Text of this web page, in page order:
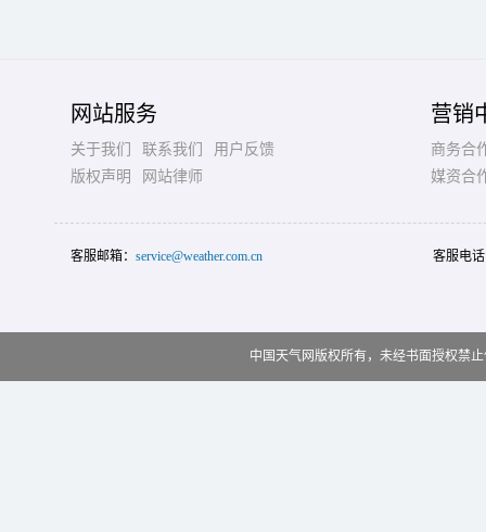
网站服务
关于我们 联系我们
用户反馈
版权声明
网站律师
营销
商务合
媒资合
客服邮箱： service@weather.com.cn 客服电
中国天气网版权所有，未经书面授权